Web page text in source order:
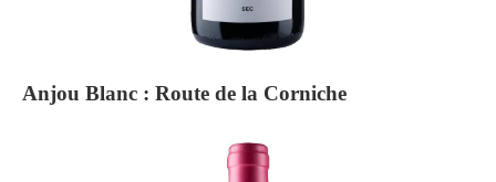
Anjou Blanc : Route de la Corniche